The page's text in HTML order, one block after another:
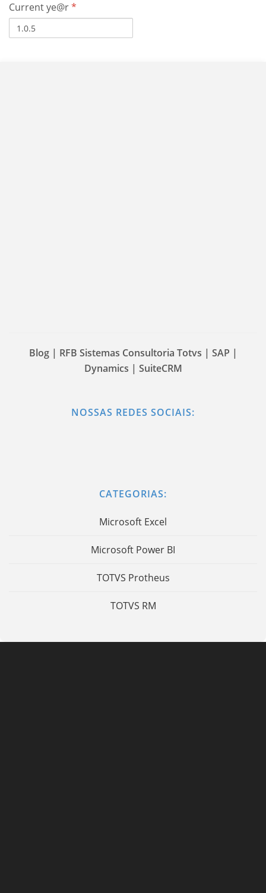
Current ye@r*
Blog | RFB Sistemas Consultoria Totvs | SAP |
Dynamics | SuiteCRM
NOSSAS REDES SOCIAIS:
CATEGORIAS:
Microsoft Excel
Microsoft Power BI
TOTVS Protheus
TOTVS RM